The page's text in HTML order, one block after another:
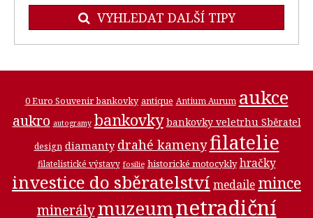
VYHLEDAT DALŠÍ TIPY
0 Euro Souvenir bankovky antique Antium Aurum aukce
aukro autogramy bankovky bankovky veletrhu Sběratel
design diamanty drahé kamenyfilatelie
filatelistické výstavy fosilie historické motocykly hračky
investice do sběratelství medaile mince
minerálymuzeumnetradiční